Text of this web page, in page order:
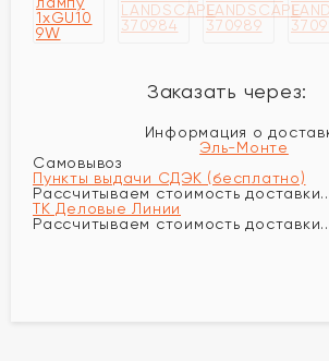
Заказать через:
Информация о
Эль-Монте
Самовывоз
Пункты выдачи СДЭК (бесплатно)
Рассчитываем стоимость
ТК Деловые Линии
Рассчитываем стоимость